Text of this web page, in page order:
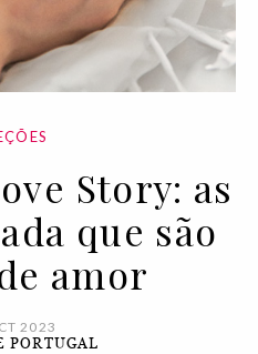
Story: as
que são
amor
2023
PORTUGAL